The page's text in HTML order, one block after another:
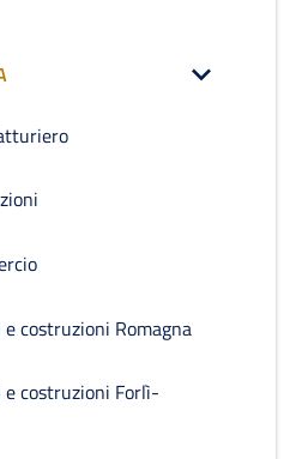
costruzioni Romagna
costruzioni Forlì-